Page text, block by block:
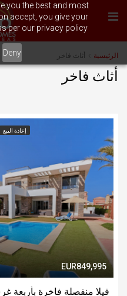
you the best and most
accept, you give your
per our privacy policy.
Deny الرئيسية أثاث فاخر
أثاث فاخر
إعادة البيع
EUR849,995
فيلا منفصلة فاخرة بأربعة